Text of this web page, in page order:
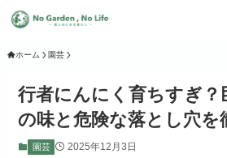
ホーム 園芸
行者にんにく育ちすぎ？
の味と危険な落とし穴を
園芸 2025年12月3日